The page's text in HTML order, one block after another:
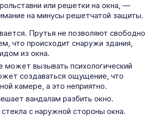
или решетки на окна, —
на минусы решетчатой защиты.
Прутья не позволяют свободно
что происходит снаружи здания,
из окна.
может вызывать психологический
создаваться ощущение, что
камере, а это неприятно.
вандалам разбить окно.
с наружной стороны окна.